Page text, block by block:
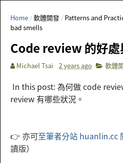
Home /軟體開發 / Patterns and
bad smells
Code review 的好
Michael Tsai 2 years ago 軟體
In this post:為何做 code
review 有哪些狀況。
👉 亦可至筆者分站 huanlin.cc
讀版）